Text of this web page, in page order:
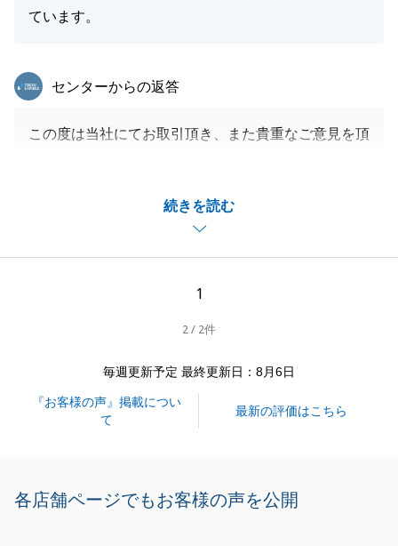
ています。
続きを読む
東急リバブル
センターからの返答
この度は当社にてお取引頂き、また貴重なご意見を頂
Ａ様とご縁を頂けた事、本当に嬉しく思っておりま
Ａ様ご所有の不動産の魅力が購入者様にもしっかりと
ろとご協力を頂けました事、感謝申し上げます。
言葉を営業人生の糧とさせて頂きます。
私共々、今後とも弊社を末永くご愛顧賜りますよう、
閉じる
1
2 / 2件
毎週更新予定 最終更新日：8月6日
『お客様の声』掲載につい
て
最新の評価はこちら
各店舗ページでもお客様の声を公開